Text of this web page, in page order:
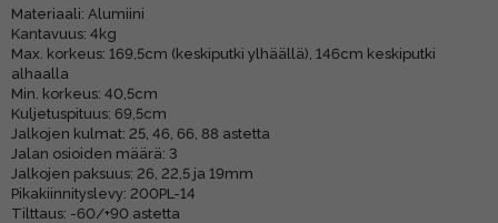
Materiaali: Alumiini
Kantavuus: 4kg
Max. korkeus: 169,5cm (keskiputki ylhäällä), 146cm keskiputki
alhaalla
Min. korkeus: 40,5cm
Kuljetuspituus: 69,5cm
Jalkojen kulmat: 25, 46, 66, 88 astetta
Jalan osioiden määrä: 3
Jalkojen paksuus: 26, 22,5 ja 19mm
Pikakiinnityslevy: 200PL-14
Tilttaus: -60/+90 astetta